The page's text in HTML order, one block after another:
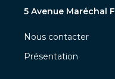
5 Avenue Maréchal
Nous contacter
Présentation